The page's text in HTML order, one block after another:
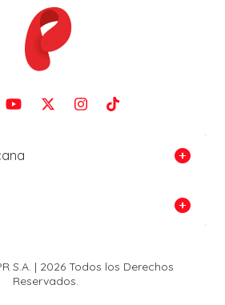
S.A. | 2026 Todos los Derechos
Reservados.